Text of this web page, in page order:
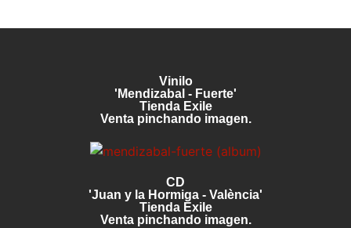
Vinilo
'Mendizabal - Fuerte'
Tienda Exile
Venta pinchando imagen.
CD
'Juan y la Hormiga - València'
Tienda Exile
Venta pinchando imagen.